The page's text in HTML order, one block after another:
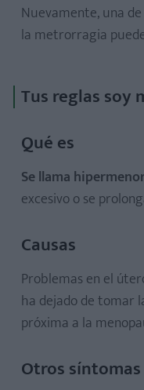
Nuevamente, una
la metrorragia
Tus reglas soy
Qué es
Se llama
excesivo o se
Causas
Problemas en el
ha dejado de tomar
próxima a la
Otros síntomas